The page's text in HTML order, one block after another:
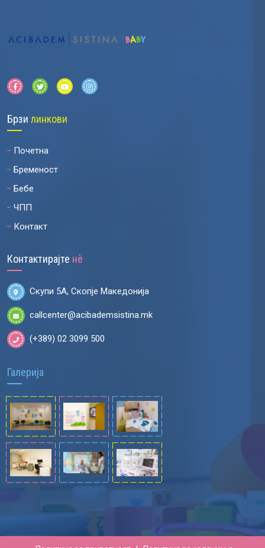
Брзи линкови
Почетна
Бременост
Бебе
ЧПП
Контакт
Контактирајте нѐ
Скупи 5А, Скопје Македонија
callcenter@acibademsistina.mk
(+389) 02 3099 500
Галерија